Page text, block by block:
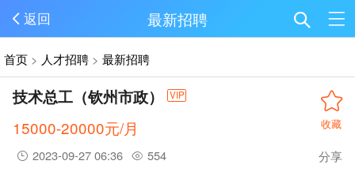
返回 最新招聘
首页 > 人才招聘 >最新招聘
技术总工（钦州市政） VIP
15000-20000元/月 收藏
2023-09-27 06:36 554 分享